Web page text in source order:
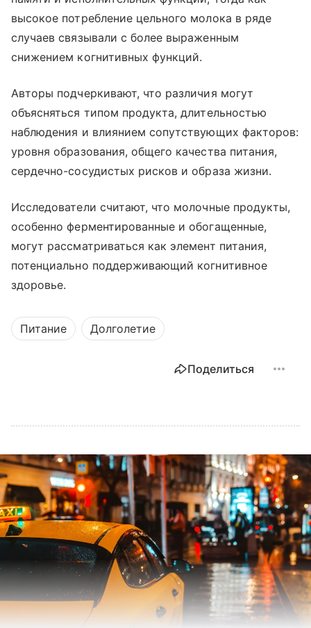
высокое потребление цельного молока в ряде
случаев связывали с более выраженным
снижением когнитивных функций.
Авторы подчеркивают, что различия могут
объясняться типом продукта, длительностью
наблюдения и влиянием сопутствующих факторов:
уровня образования, общего качества питания,
сердечно-сосудистых рисков и образа жизни.
Исследователи считают, что молочные продукты,
особенно ферментированные и обогащенные,
могут рассматриваться как элемент питания,
потенциально поддерживающий когнитивное
здоровье.
Питание Долголетие
Поделиться